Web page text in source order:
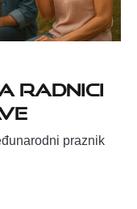
radnici
praznik